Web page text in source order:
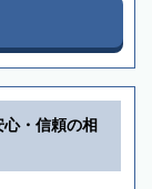
心・信頼の相